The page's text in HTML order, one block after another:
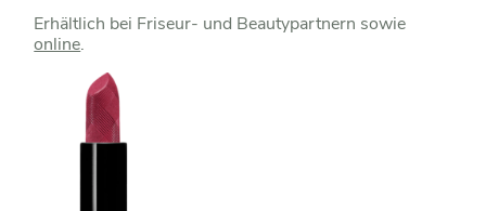
Erhältlich bei Friseur- und Beautypartnern sowie
online.